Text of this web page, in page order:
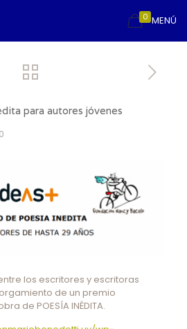
MENÚ
0
para autores jóvenes
los escritores y escritoras
de un premio
de POESÍA INÉDITA.